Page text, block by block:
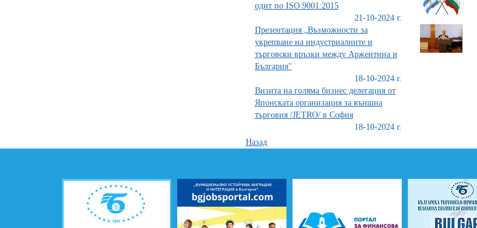
одит по ISO 9001:2015
21-10-2024 г.
Презентация „Възможности за
укрепване на индустриалните и
търговски връзки между Аржентина и
България"
18-10-2024 г.
Визита на голяма бизнес делегация от
Японската организация за външна
търговия /JETRO/ в София
18-10-2024 г.
Назад